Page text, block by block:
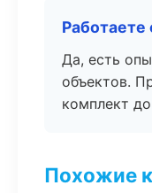
Да, есть
объектов.
комплект
Похожие